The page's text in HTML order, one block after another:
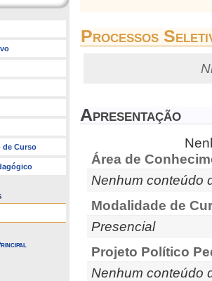
de Curso
Processos
Apresentação
Área de
Nenhum conteúdo
Modalidade de
Presencial
Projeto Político
Nenhum conteúdo